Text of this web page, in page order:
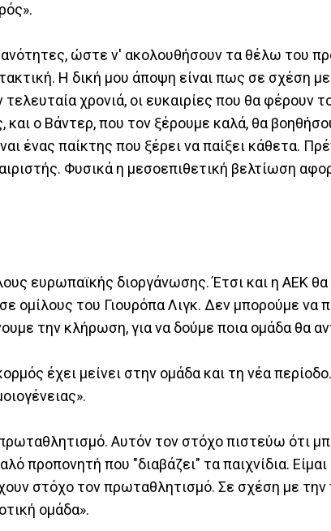
ώστε ν' ακολουθήσουν τα θέλω του
Η δική μου άποψη είναι πως σε σχέση
χρονιά, οι ευκαιρίες που θα φέρουν
ο Βάντερ, που τον ξέρουμε καλά, θα
ένας παίκτης που ξέρει να παίξει κάθετα.
Φυσικά η μεσοεπιθετική βελτίωση
ευρωπαϊκής διοργάνωσης. Έτσι και η ΑΕΚ θα
ομίλους του Γιουρόπα Λιγκ. Δεν μπορούμε να
την κλήρωση, για να δούμε ποια ομάδα θα
έχει μείνει στην ομάδα και τη νέα
Αυτόν τον στόχο πιστεύω ότι
προπονητή που "διαβάζει" τα παιχνίδια. Είμαι
στόχο τον πρωταθλητισμό. Σε σχέση με
ομάδα».